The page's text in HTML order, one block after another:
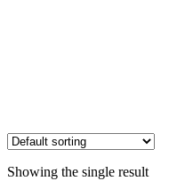
Showing the single result